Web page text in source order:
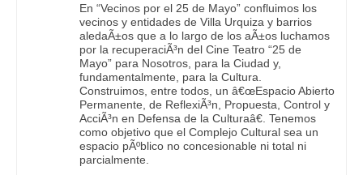
En “Vecinos por el 25 de Mayo” confluimos los
vecinos y entidades de Villa Urquiza y barrios
aledaÃ±os que a lo largo de los aÃ±os luchamos
por la recuperaciÃ³n del Cine Teatro “25 de
Mayo” para Nosotros, para la Ciudad y,
fundamentalmente, para la Cultura.
Construimos, entre todos, un â€œEspacio Abierto
Permanente, de ReflexiÃ³n, Propuesta, Control y
AcciÃ³n en Defensa de la Culturaâ€. Tenemos
como objetivo que el Complejo Cultural sea un
espacio pÃºblico no concesionable ni total ni
parcialmente.